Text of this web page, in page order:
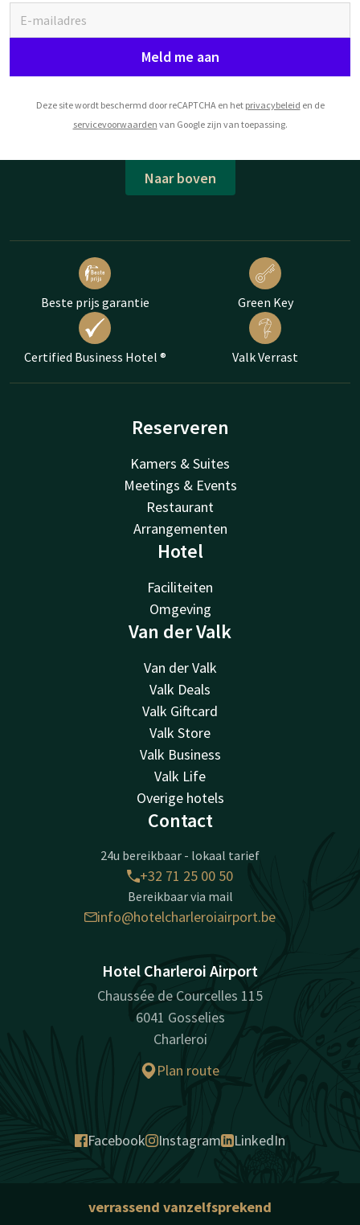
Meld me aan
Deze site wordt beschermd door reCAPTCHA en het privacybeleid en de
servicevoorwaarden van Google zijn van toepassing.
Naar boven
Beste prijs garantie Green Key
Certified Business Hotel ® Valk Verrast
Reserveren
Kamers & Suites
Meetings & Events
Restaurant
Arrangementen
Hotel
Faciliteiten
Omgeving
Van der Valk
Van der Valk
Valk Deals
Valk Giftcard
Valk Store
Valk Business
Valk Life
Overige hotels
Contact
24u bereikbaar - lokaal tarief
+32 71 25 00 50
Bereikbaar via mail
info@hotelcharleroiairport.be
Hotel Charleroi Airport
Chaussée de Courcelles 115
6041 Gosselies
Charleroi
Plan route
Facebook Instagram LinkedIn
verrassend vanzelfsprekend